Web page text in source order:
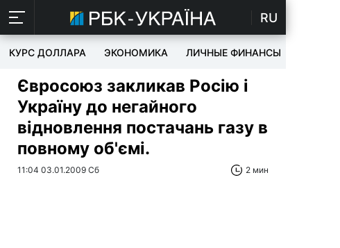
RU
КУРС ДОЛЛАРА ЭКОНОМИКА ЛИЧНЫЕ ФИНАНСЫ
Євросоюз закликав Росію і
Україну до негайного
відновлення постачань газу в
повному об'ємі.
11:04 03.01.2009 Сб 2 мин